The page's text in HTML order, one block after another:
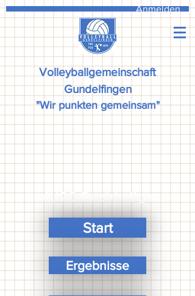
Anmelden
Volleyballgemeinschaft
Gundelfingen
"Wir punkten gemeinsam"
#U20 Bezirksliga
Start
Ergebnisse